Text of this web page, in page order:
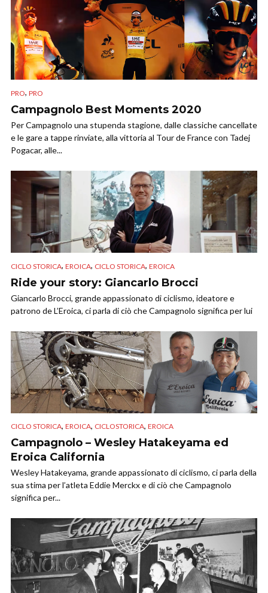
PRO, PRO
Campagnolo Best Moments 2020
Per Campagnolo una stupenda stagione, dalle classiche cancellate
e le gare a tappe rinviate, alla vittoria al Tour de France con Tadej
Pogacar, alle...
CICLO STORICA, EROICA, CICLO STORICA, EROICA
Ride your story: Giancarlo Brocci
Giancarlo Brocci, grande appassionato di ciclismo, ideatore e
patrono de L’Eroica, ci parla di ciò che Campagnolo significa per lui
CICLO STORICA, EROICA, CICLOSTORICA, EROICA
Campagnolo – Wesley Hatakeyama ed
Eroica California
Wesley Hatakeyama, grande appassionato di ciclismo, ci parla della
sua stima per l’atleta Eddie Merckx e di ciò che Campagnolo
significa per...